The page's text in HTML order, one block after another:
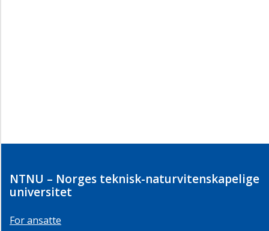
NTNU – Norges teknisk-naturvitenskapelige
universitet
For ansatte